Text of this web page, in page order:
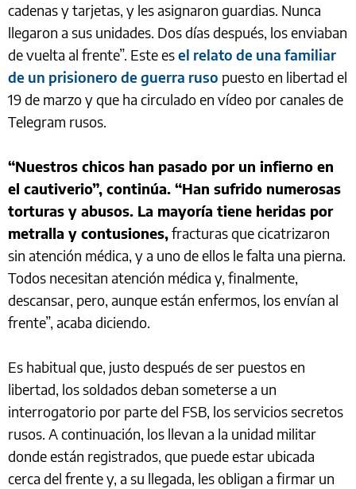
cadenas y tarjetas, y les asignaron guardias. Nunca
llegaron a sus unidades. Dos días después, los enviaban
de vuelta al frente”. Este esel relato de una familiar
de un prisionero de guerra ruso puesto en libertad el
19 de marzo y que ha circulado en vídeo por canales de
Telegram rusos.
“Nuestros chicos han pasado por un infierno en
el cautiverio”, continúa. “Han sufrido numerosas
torturas y abusos. La mayoría tiene heridas por
metralla y contusiones,fracturas que cicatrizaron
sin atención médica, y a uno de ellos le falta una pierna.
Todos necesitan atención médica y, finalmente,
descansar, pero, aunque están enfermos, los envían al
frente”, acaba diciendo.
Es habitual que, justo después de ser puestos en
libertad, los soldados deban someterse a un
interrogatorio por parte del FSB, los servicios secretos
rusos. A continuación, los llevan a la unidad militar
donde están registrados, que puede estar ubicada
cerca del frente y, a su llegada, les obligan a firmar un